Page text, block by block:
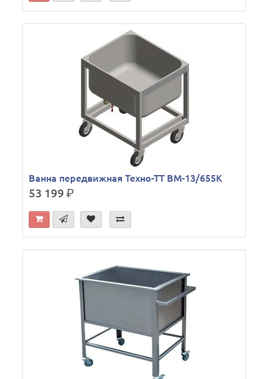
Ванна передвижная Техно-ТТ ВМ-13/655К
53 199р.